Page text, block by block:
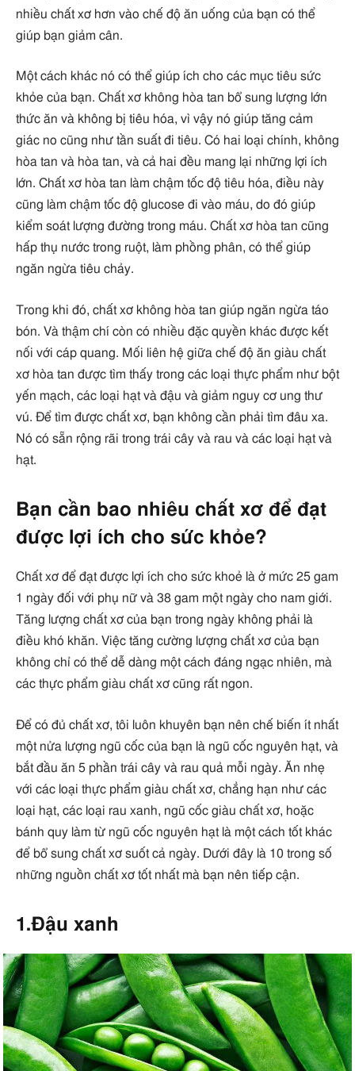
nhiều chất xơ hơn vào chế độ ăn uống của bạn có thể
giúp bạn giảm cân.
Một cách khác nó có thể giúp ích cho các mục tiêu sức
khỏe của bạn. Chất xơ không hòa tan bổ sung lượng lớn
thức ăn và không bị tiêu hóa, vì vậy nó giúp tăng cảm
giác no cũng như tần suất đi tiêu. Có hai loại chính, không
hòa tan và hòa tan, và cả hai đều mang lại những lợi ích
lớn. Chất xơ hòa tan làm chậm tốc độ tiêu hóa, điều này
cũng làm chậm tốc độ glucose đi vào máu, do đó giúp
kiểm soát lượng đường trong máu. Chất xơ hòa tan cũng
hấp thụ nước trong ruột, làm phồng phân, có thể giúp
ngăn ngừa tiêu chảy.
Trong khi đó, chất xơ không hòa tan giúp ngăn ngừa táo
bón. Và thậm chí còn có nhiều đặc quyền khác được kết
nối với cáp quang. Mối liên hệ giữa chế độ ăn giàu chất
xơ hòa tan được tìm thấy trong các loại thực phẩm như bột
yến mạch, các loại hạt và đậu và giảm nguy cơ ung thư
vú. Để tìm được chất xơ, bạn không cần phải tìm đâu xa.
Nó có sẵn rộng rãi trong trái cây và rau và các loại hạt và
hạt.
Bạn cần bao nhiêu chất xơ để đạt
được lợi ích cho sức khỏe?
Chất xơ để đạt được lợi ích cho sức khoẻ là ở mức 25 gam
1 ngày đối với phụ nữ và 38 gam một ngày cho nam giới.
Tăng lượng chất xơ của bạn trong ngày không phải là
điều khó khăn. Việc tăng cường lượng chất xơ của bạn
không chỉ có thể dễ dàng một cách đáng ngạc nhiên, mà
các thực phẩm giàu chất xơ cũng rất ngon.
Để có đủ chất xơ, tôi luôn khuyên bạn nên chế biến ít nhất
một nửa lượng ngũ cốc của bạn là ngũ cốc nguyên hạt, và
bắt đầu ăn 5 phần trái cây và rau quả mỗi ngày. Ăn nhẹ
với các loại thực phẩm giàu chất xơ, chẳng hạn như các
loại hạt, các loại rau xanh, ngũ cốc giàu chất xơ, hoặc
bánh quy làm từ ngũ cốc nguyên hạt là một cách tốt khác
để bổ sung chất xơ suốt cả ngày. Dưới đây là 10 trong số
những nguồn chất xơ tốt nhất mà bạn nên tiếp cận.
1.Đậu xanh